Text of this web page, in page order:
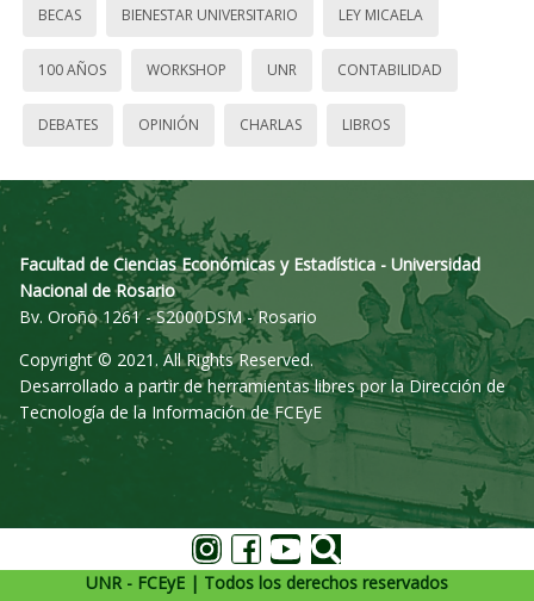
BECAS BIENESTAR UNIVERSITARIO LEY MICAELA
100 AÑOS WORKSHOP UNR CONTABILIDAD
DEBATES OPINIÓN CHARLAS LIBROS
Facultad de Ciencias Económicas y Estadística - Universidad
Nacional de Rosario
Bv. Oroño 1261 - S2000DSM - Rosario
Copyright © 2021. All Rights Reserved.
Desarrollado a partir de herramientas libres por la Dirección de
Tecnología de la Información de FCEyE
UNR - FCEyE | Todos los derechos reservados